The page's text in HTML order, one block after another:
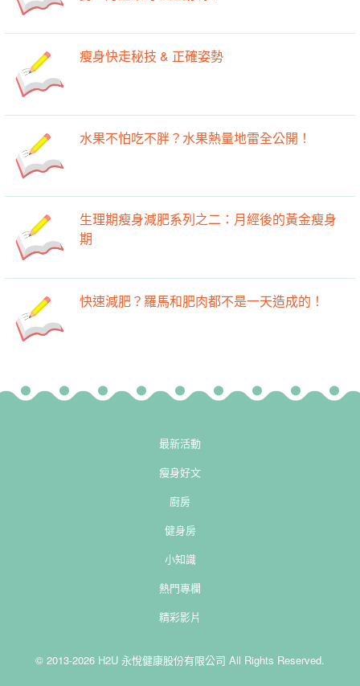
瘦身快走秘技 & 正確姿勢
水果不怕吃不胖？水果熱量地雷全公開！
生理期瘦身減肥系列之二：月經後的黃金瘦身
期
快速減肥？羅馬和肥肉都不是一天造成的！
最新活動
瘦身好文
廚房
健身房
小知識
熱門專欄
精彩影片
© 2013-2026 H2U 永悅健康股份有限公司 All Rights Reserved.